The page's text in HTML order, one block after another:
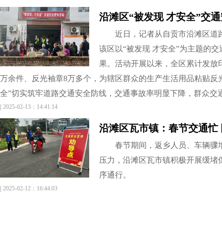
沿滩区“被发现 才安全”交
近日，记者从自贡市沿滩区道
该区以“被发现 才安全”为主题的
果。活动开展以来，全区累计发放
万余件、反光袖章8万多个，为辖区群众的生产生活用品粘贴反
全”切实筑牢道路交通安全防线，交通事故率明显下降，群众交
2025-02-13：14:41:14
沿滩区瓦市镇：春节交通忙
春节期间，返乡人员、车辆骤
压力，沿滩区瓦市镇积极开展缓
序通行。
2025-02-12：16:44:03